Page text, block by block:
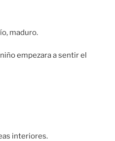
maduro.
empezara a sentir el
interiores.